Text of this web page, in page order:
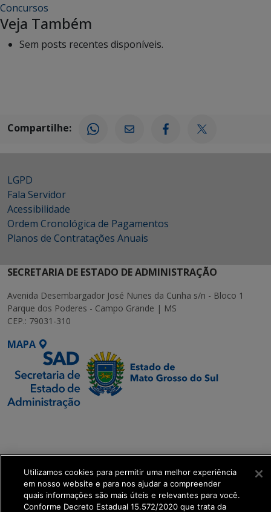
Concursos
Veja Também
Sem posts recentes disponíveis.
Compartilhe:
LGPD
Fala Servidor
Acessibilidade
Ordem Cronológica de Pagamentos
Planos de Contratações Anuais
SECRETARIA DE ESTADO DE ADMINISTRAÇÃO
Avenida Desembargador José Nunes da Cunha s/n - Bloco 1
Parque dos Poderes - Campo Grande | MS
CEP.: 79031-310
MAPA
Transformação Digital
get_footer();
Utilizamos cookies para permitir uma melhor experiência
em nosso website e para nos ajudar a compreender
quais informações são mais úteis e relevantes para você.
Conforme Decreto Estadual 15.572/2020 que trata da